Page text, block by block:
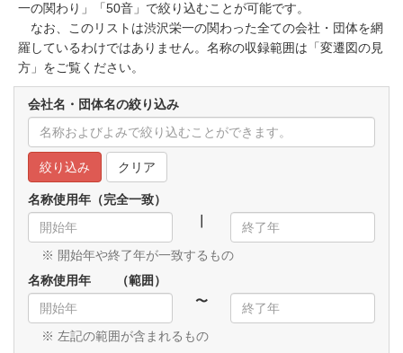
一の関わり」「50音」で絞り込むことが可能です。
なお、このリストは渋沢栄一の関わった全ての会社・団体を網
羅しているわけではありません。名称の収録範囲は「変遷図の見
方 」をご覧ください。
会社名・団体名の絞り込み
クリア
名称使用年（完全一致）
※ 開始年や終了年が一致するもの
名称使用年 （範囲）
〜
※ 左記の範囲が含まれるもの